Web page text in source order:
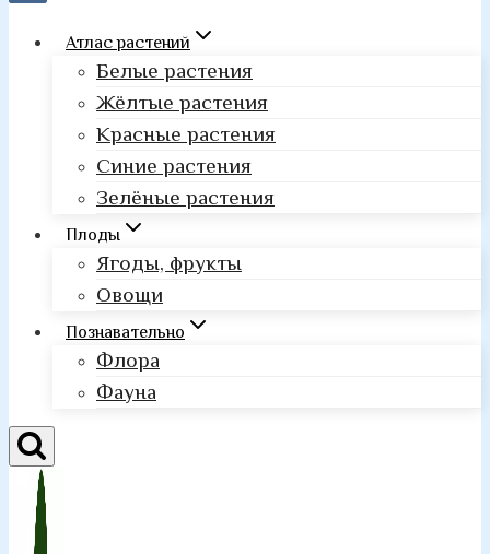
Атлас растений
Белые растения
Жёлтые растения
Красные растения
Синие растения
Зелёные растения
Плоды
Ягоды, фрукты
Овощи
Познавательно
Флора
Фауна